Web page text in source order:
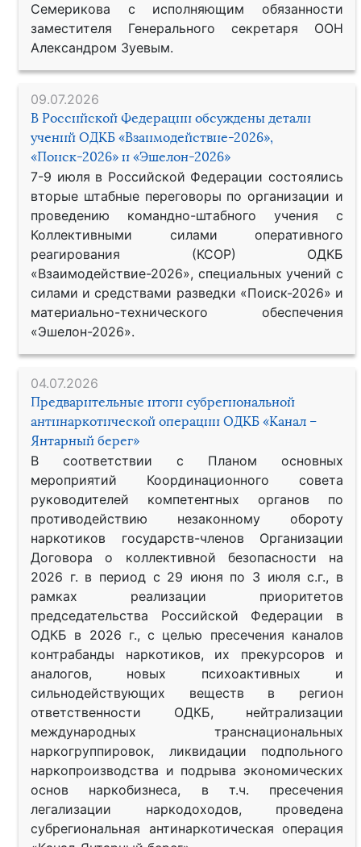
Семерикова с исполняющим обязанности
заместителя Генерального секретаря ООН
Александром Зуевым.
09.07.2026
В Российской Федерации обсуждены детали
учений ОДКБ «Взаимодействие-2026»,
«Поиск-2026» и «Эшелон-2026»
7-9 июля в Российской Федерации состоялись
вторые штабные переговоры по организации и
проведению командно-штабного учения с
Коллективными силами оперативного
реагирования (КСОР) ОДКБ
«Взаимодействие-2026», специальных учений с
силами и средствами разведки «Поиск-2026» и
материально-технического обеспечения
«Эшелон-2026».
04.07.2026
Предварительные итоги субрегиональной
антинаркотической операции ОДКБ «Канал –
Янтарный берег»
В соответствии с Планом основных
мероприятий Координационного совета
руководителей компетентных органов по
противодействию незаконному обороту
наркотиков государств-членов Организации
Договора о коллективной безопасности на
2026 г. в период с 29 июня по 3 июля с.г., в
рамках реализации приоритетов
председательства Российской Федерации в
ОДКБ в 2026 г., с целью пресечения каналов
контрабанды наркотиков, их прекурсоров и
аналогов, новых психоактивных и
сильнодействующих веществ в регион
ответственности ОДКБ, нейтрализации
международных транснациональных
наркогруппировок, ликвидации подпольного
наркопроизводства и подрыва экономических
основ наркобизнеса, в т.ч. пресечения
легализации наркодоходов, проведена
субрегиональная антинаркотическая операция